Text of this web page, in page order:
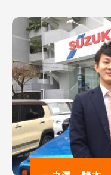
ご相談下さい！
「住み慣れた土地で長
分の力を試してみたい
す。
当社での営業の仕事は、
「人と関わることが好
嬉しいと感じる」とい
ます!!!
当社の大きな特徴を2つ